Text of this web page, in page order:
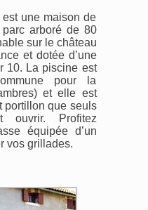
une maison de
arboré de 80
sur le château
et dotée d’une
10. La piscine est
pour la
et elle est
portillon que seuls
ouvrir. Profitez
équipée d’un
vos grillades.